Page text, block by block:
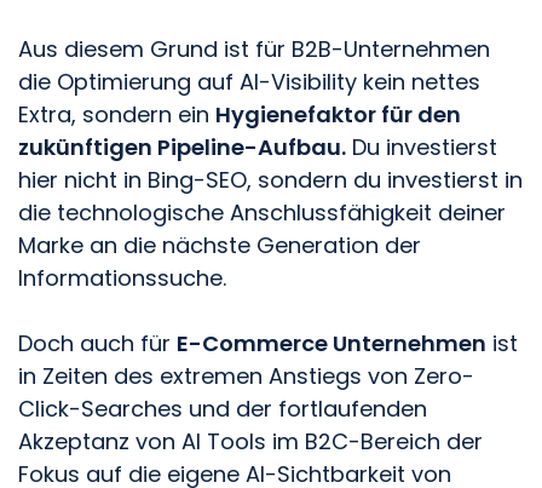
Aus diesem Grund ist für B2B-Unternehmen
die Optimierung auf AI-Visibility kein nettes
Extra, sondern ein Hygienefaktor für den
zukünftigen Pipeline-Aufbau. Du investierst
hier nicht in Bing-SEO, sondern du investierst in
die technologische Anschlussfähigkeit deiner
Marke an die nächste Generation der
Informationssuche.
Doch auch für E-Commerce Unternehmen ist
in Zeiten des extremen Anstiegs von Zero-
Click-Searches und der fortlaufenden
Akzeptanz von AI Tools im B2C-Bereich der
Fokus auf die eigene AI-Sichtbarkeit von